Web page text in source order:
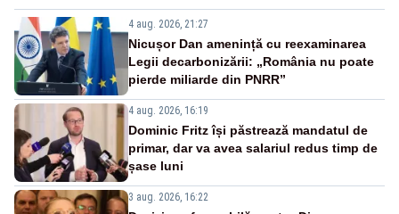
4 aug. 2026, 21:27
Nicușor Dan amenință cu reexaminarea
Legii decarbonizării: „România nu poate
pierde miliarde din PNRR”
4 aug. 2026, 16:19
Dominic Fritz își păstrează mandatul de
primar, dar va avea salariul redus timp de
șase luni
3 aug. 2026, 16:22